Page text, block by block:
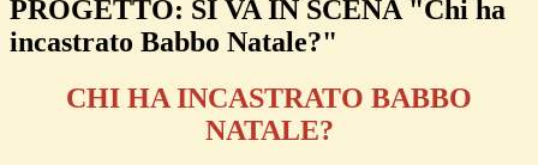
PROGETTO: SI VA IN SCENA "Chi ha
incastrato Babbo Natale?"
CHI HA INCASTRATO BABBO
NATALE?